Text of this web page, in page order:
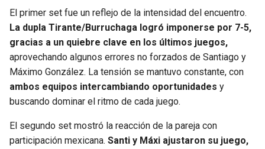
PANTHERS
SAINTS
BUCCANEERS
JAZZ
El primer set fue un reflejo de la intensidad del encuentro.
La dupla Tirante/Burruchaga logró imponerse por 7-5,
gracias a un quiebre clave en los últimos juegos,
aprovechando algunos errores no forzados de Santiago y
Máximo González. La tensión se mantuvo constante, con
ambos equipos intercambiando oportunidades y
buscando dominar el ritmo de cada juego.
El segundo set mostró la reacción de la pareja con
participación mexicana. Santi y Máxi ajustaron su juego,